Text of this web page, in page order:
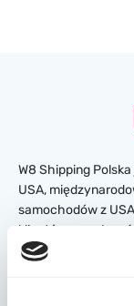
W8 Shipping
USA,
samochodów z
klientów na całym
aukcjach